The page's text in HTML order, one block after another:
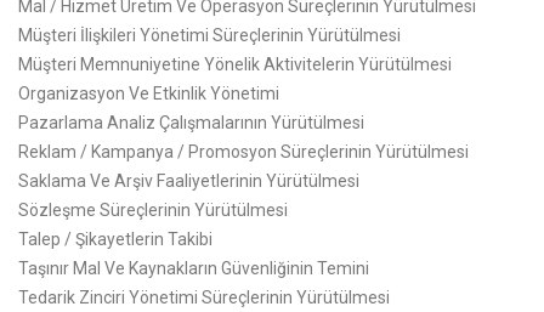
Mal / Hizmet Üretim Ve Operasyon Süreçlerinin Yürütülmesi
Müşteri İlişkileri Yönetimi Süreçlerinin Yürütülmesi
Müşteri Memnuniyetine Yönelik Aktivitelerin Yürütülmesi
Organizasyon Ve Etkinlik Yönetimi
Pazarlama Analiz Çalışmalarının Yürütülmesi
Reklam / Kampanya / Promosyon Süreçlerinin Yürütülmesi
Saklama Ve Arşiv Faaliyetlerinin Yürütülmesi
Sözleşme Süreçlerinin Yürütülmesi
Talep / Şikayetlerin Takibi
Taşınır Mal Ve Kaynakların Güvenliğinin Temini
Tedarik Zinciri Yönetimi Süreçlerinin Yürütülmesi